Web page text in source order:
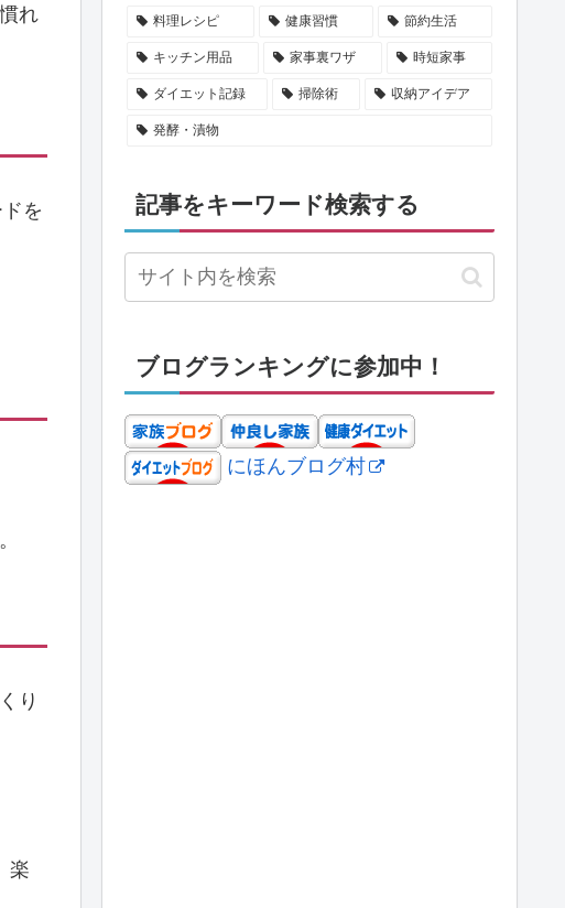
れ
を
り
楽
料理レシピ 健康習慣 節約生活
キッチン用品 家事裏ワザ 時短家事
ダイエット記録 掃除術 収納アイデア
発酵・漬物
記事をキーワード検索する
ブログランキングに参加中！
にほんブログ村